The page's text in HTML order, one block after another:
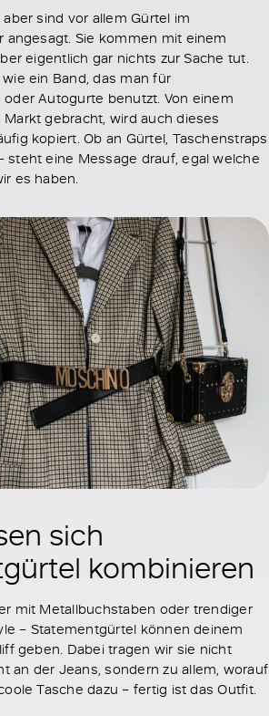
sind vor allem Gürtel im
angesagt. Sie kommen mit einem
eigentlich gar nichts zur Sache tut.
ein Band, das man für
Autogurte benutzt. Von einem
gebracht, wird auch dieses
kopiert. Ob an Gürtel, Taschenstraps
steht eine Message drauf, egal welche
es haben.
sich
kombinieren
mit Metallbuchstaben oder trendiger
– Statementgürtel können deinem
geben. Dabei tragen wir sie nicht
an der Jeans, sondern zu allem, worauf
Tasche dazu – fertig ist das Outfit.